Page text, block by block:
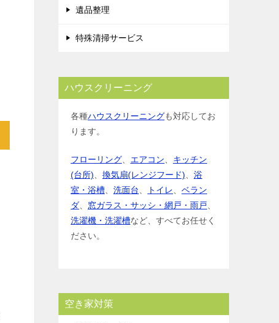
遺品整理
特殊清掃サービス
ハウスクリーニング
各種ハウスクリーニングも対応してお
ります。
フローリング エアコン
キッチン
(台所)
換気扇(レンジフード)
浴
室・浴槽
洗面台 トイレ
ベラン
ダ
窓ガラス・サッシ・網戸・雨戸
洗濯機・洗濯槽など、すべてお任せく
ださい。
空き家対策